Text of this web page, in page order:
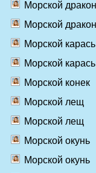
Морской
Морской
Морской карась
Морской карась
Морской конек
Морской лещ
Морской лещ
Морской окунь
Морской окунь